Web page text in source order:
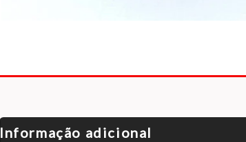
Informação adicional